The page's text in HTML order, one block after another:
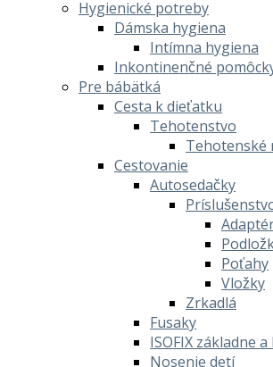
Hygienické potreby
Dámska hygiena
Intímna hygiena
Inkontinenčné
Pre bábätká
Cesta k dieťatku
Tehotenstvo
Tehotenské
Cestovanie
Autosedačky
Poťahy
Vložky
Zrkadlá
Fusaky
ISOFIX základne a
Nosenie detí